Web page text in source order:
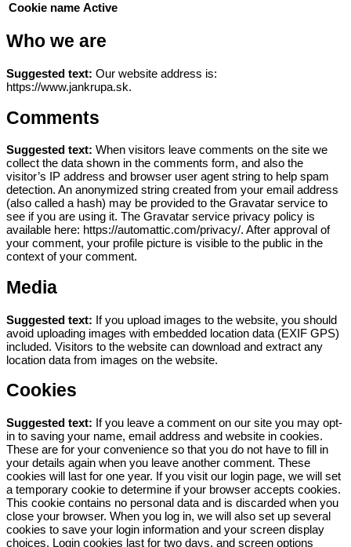
Cookie name Active
Who we are
Suggested text: Our website address is:
https://www.jankrupa.sk.
Comments
Suggested text: When visitors leave comments on the site we
collect the data shown in the comments form, and also the
visitor’s IP address and browser user agent string to help spam
detection. An anonymized string created from your email address
(also called a hash) may be provided to the Gravatar service to
see if you are using it. The Gravatar service privacy policy is
available here: https://automattic.com/privacy/. After approval of
your comment, your profile picture is visible to the public in the
context of your comment.
Media
Suggested text: If you upload images to the website, you should
avoid uploading images with embedded location data (EXIF GPS)
included. Visitors to the website can download and extract any
location data from images on the website.
Cookies
Suggested text: If you leave a comment on our site you may opt-
in to saving your name, email address and website in cookies.
These are for your convenience so that you do not have to fill in
your details again when you leave another comment. These
cookies will last for one year. If you visit our login page, we will set
a temporary cookie to determine if your browser accepts cookies.
This cookie contains no personal data and is discarded when you
close your browser. When you log in, we will also set up several
cookies to save your login information and your screen display
choices. Login cookies last for two days, and screen options